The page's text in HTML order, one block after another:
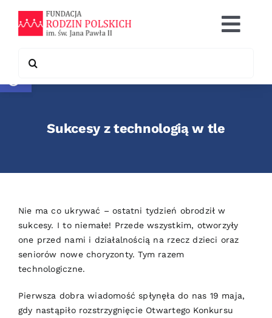
Otwórz pasek narzędzi
content
Co robimy
for:
Sukcesy z technologią w tle
Nie ma co ukrywać – ostatni tydzień obrodził w
sukcesy. I to niemałe! Przede wszystkim, otworzyły
one przed nami i działalnością na rzecz dzieci oraz
seniorów nowe choryzonty. Tym razem
technologiczne.
Pierwsza dobra wiadomość spłynęła do nas 19 maja,
gdy nastąpiło rozstrzygnięcie Otwartego Konkursu